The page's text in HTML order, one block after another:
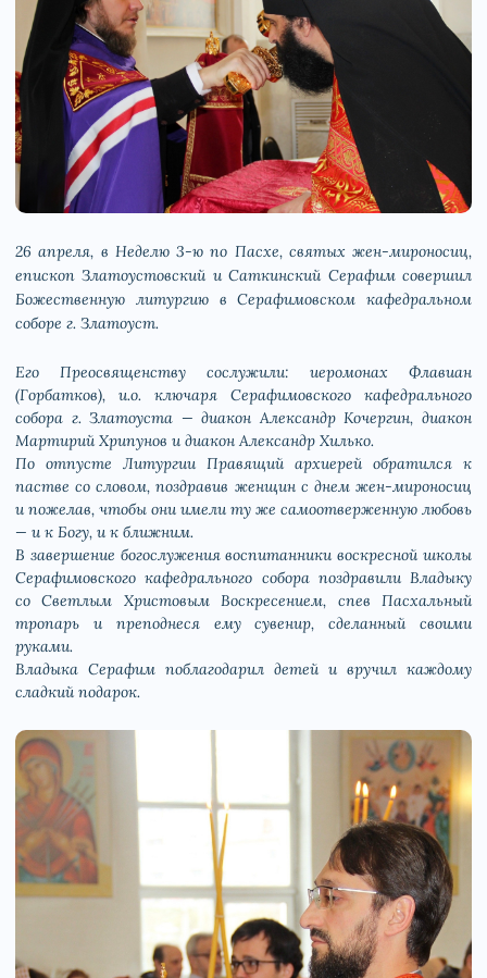
26 апреля, в Неделю 3-ю по Пасхе, святых жен-мироносиц,
епископ Златоустовский и Саткинский Серафим совершил
Божественную литургию в Серафимовском кафедральном
соборе г. Златоуст.
Его Преосвященству сослужили: иеромонах Флавиан
(Горбатков), и.о. ключаря Серафимовского кафедрального
собора г. Златоуста — диакон Александр Кочергин, диакон
Мартирий Хрипунов и диакон Александр Хилько.
По отпусте Литургии Правящий архиерей обратился к
пастве со словом, поздравив женщин с днем жен-мироносиц
и пожелав, чтобы они имели ту же самоотверженную любовь
— и к Богу, и к ближним.
В завершение богослужения воспитанники воскресной школы
Серафимовского кафедрального собора поздравили Владыку
со Светлым Христовым Воскресением, спев Пасхальный
тропарь и преподнеся ему сувенир, сделанный своими
руками.
Владыка Серафим поблагодарил детей и вручил каждому
сладкий подарок.